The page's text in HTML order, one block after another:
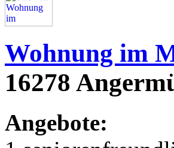
Wohnung im
16278
Angebote: